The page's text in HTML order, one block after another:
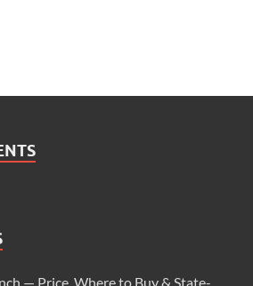
— Price, Where to Buy & State-